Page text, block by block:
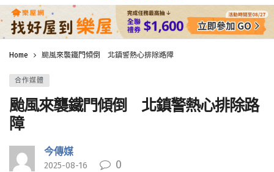
Home 颱風來襲鐵門傾倒 北鎮警熱心排除路障
合作媒體
颱風來襲鐵門傾倒 北鎮警熱心排除路
障
今傳媒
2025-08-16 0